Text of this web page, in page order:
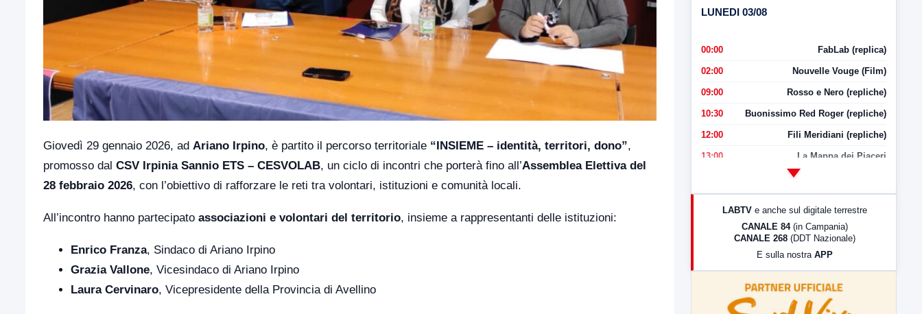
Giovedì 29 gennaio 2026, ad Ariano Irpino, è partito il percorso territoriale “INSIEME – identità, territori, dono”,
promosso dal CSV Irpinia Sannio ETS – CESVOLAB, un ciclo di incontri che porterà fino all’Assemblea Elettiva del
28 febbraio 2026, con l’obiettivo di rafforzare le reti tra volontari, istituzioni e comunità locali.
All’incontro hanno partecipato associazioni e volontari del territorio, insieme a rappresentanti delle istituzioni:
Enrico Franza, Sindaco di Ariano Irpino
Grazia Vallone, Vicesindaco di Ariano Irpino
Laura Cervinaro, Vicepresidente della Provincia di Avellino
LUNEDI 03/08
00:00 FabLab (replica)
02:00 Nouvelle Vouge (Film)
09:00 Rosso e Nero (repliche)
10:30 Buonissimo Red Roger (repliche)
12:00 Fili Meridiani (repliche)
13:00 La Mappa dei Piaceri
LabNews (Diretta)
LabNews (replica)
LABTV e anche sul digitale terrestre
CANALE 84 (in Campania)
CANALE 268 (DDT Nazionale)
E sulla nostra APP